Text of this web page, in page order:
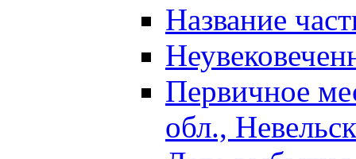
Название
Первичное
обл.,